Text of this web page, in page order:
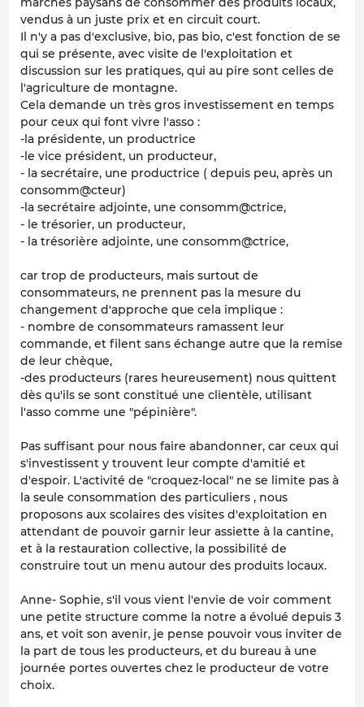
vendus à un juste prix et en circuit court.
Il n'y a pas d'exclusive, bio, pas bio, c'est fonction de se
qui se présente, avec visite de l'exploitation et
discussion sur les pratiques, qui au pire sont celles de
l'agriculture de montagne.
Cela demande un très gros investissement en temps
pour ceux qui font vivre l'asso :
-la présidente, un productrice
-le vice président, un producteur,
- la secrétaire, une productrice ( depuis peu, après un
consomm@cteur)
-la secrétaire adjointe, une consomm@ctrice,
- le trésorier, un producteur,
- la trésorière adjointe, une consomm@ctrice,
car trop de producteurs, mais surtout de
consommateurs, ne prennent pas la mesure du
changement d'approche que cela implique :
- nombre de consommateurs ramassent leur
commande, et filent sans échange autre que la remise
de leur chèque,
-des producteurs (rares heureusement) nous quittent
dès qu'ils se sont constitué une clientèle, utilisant
l'asso comme une "pépinière".
Pas suffisant pour nous faire abandonner, car ceux qui
s'investissent y trouvent leur compte d'amitié et
d'espoir. L'activité de "croquez-local" ne se limite pas à
la seule consommation des particuliers , nous
proposons aux scolaires des visites d'exploitation en
attendant de pouvoir garnir leur assiette à la cantine,
et à la restauration collective, la possibilité de
construire tout un menu autour des produits locaux.
Anne- Sophie, s'il vous vient l'envie de voir comment
une petite structure comme la notre a évolué depuis 3
ans, et voit son avenir, je pense pouvoir vous inviter de
la part de tous les producteurs, et du bureau à une
journée portes ouvertes chez le producteur de votre
choix.